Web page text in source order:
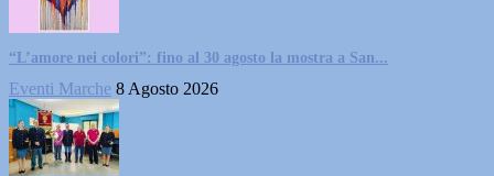
“L’amore nei colori”: fino al 30 agosto la mostra a San...
Eventi Marche 8 Agosto 2026